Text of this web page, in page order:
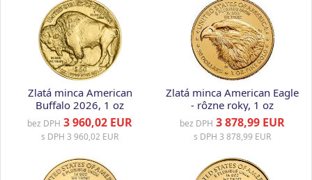
Zlatá minca American
Buffalo 2026, 1 oz
bez DPH 3 960,02 EUR
s DPH 3 960,02 EUR
Zlatá minca American Eagle
- rôzne roky, 1 oz
bez DPH 3 878,99 EUR
s DPH 3 878,99 EUR